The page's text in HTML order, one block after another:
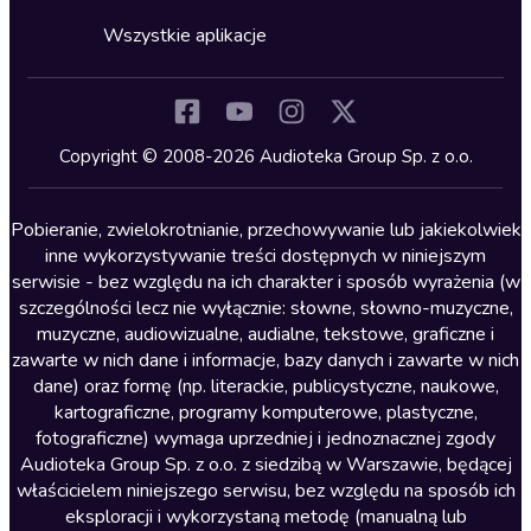
Kryminały
Lektury szkolne
Literatura anglojęzyczna
Literatura faktu
Literatura obyczajowa
Literatura piękna obca
Literatura piękna polska
Nagrania relaksacyjne
Nauka języków
Nauki humanistyczne
Cykle audiobooków
Wszystkie aplikacje
Copyright © 2008-2026 Audioteka Group Sp. z o.o.
Pobieranie, zwielokrotnianie, przechowywanie lub jakiekolwiek
inne wykorzystywanie treści dostępnych w niniejszym
serwisie - bez względu na ich charakter i sposób wyrażenia (w
szczególności lecz nie wyłącznie: słowne, słowno-muzyczne,
muzyczne, audiowizualne, audialne, tekstowe, graficzne i
zawarte w nich dane i informacje, bazy danych i zawarte w nich
dane) oraz formę (np. literackie, publicystyczne, naukowe,
kartograficzne, programy komputerowe, plastyczne,
fotograficzne) wymaga uprzedniej i jednoznacznej zgody
Audioteka Group Sp. z o.o. z siedzibą w Warszawie, będącej
właścicielem niniejszego serwisu, bez względu na sposób ich
eksploracji i wykorzystaną metodę (manualną lub